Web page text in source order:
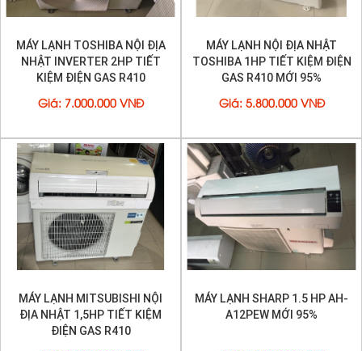
MÁY LẠNH TOSHIBA NỘI ĐỊA
NHẬT INVERTER 2HP TIẾT
KIỆM ĐIỆN GAS R410
Giá: 7.000.000 VNĐ
MÁY LẠNH NỘI ĐỊA NHẬT
TOSHIBA 1HP TIẾT KIỆM ĐIỆN
GAS R410 MỚI 95%
Giá: 5.800.000 VNĐ
MÁY LẠNH MITSUBISHI NỘI
ĐỊA NHẬT 1,5HP TIẾT KIỆM
ĐIỆN GAS R410
MÁY LẠNH SHARP 1.5 HP AH-
A12PEW MỚI 95%